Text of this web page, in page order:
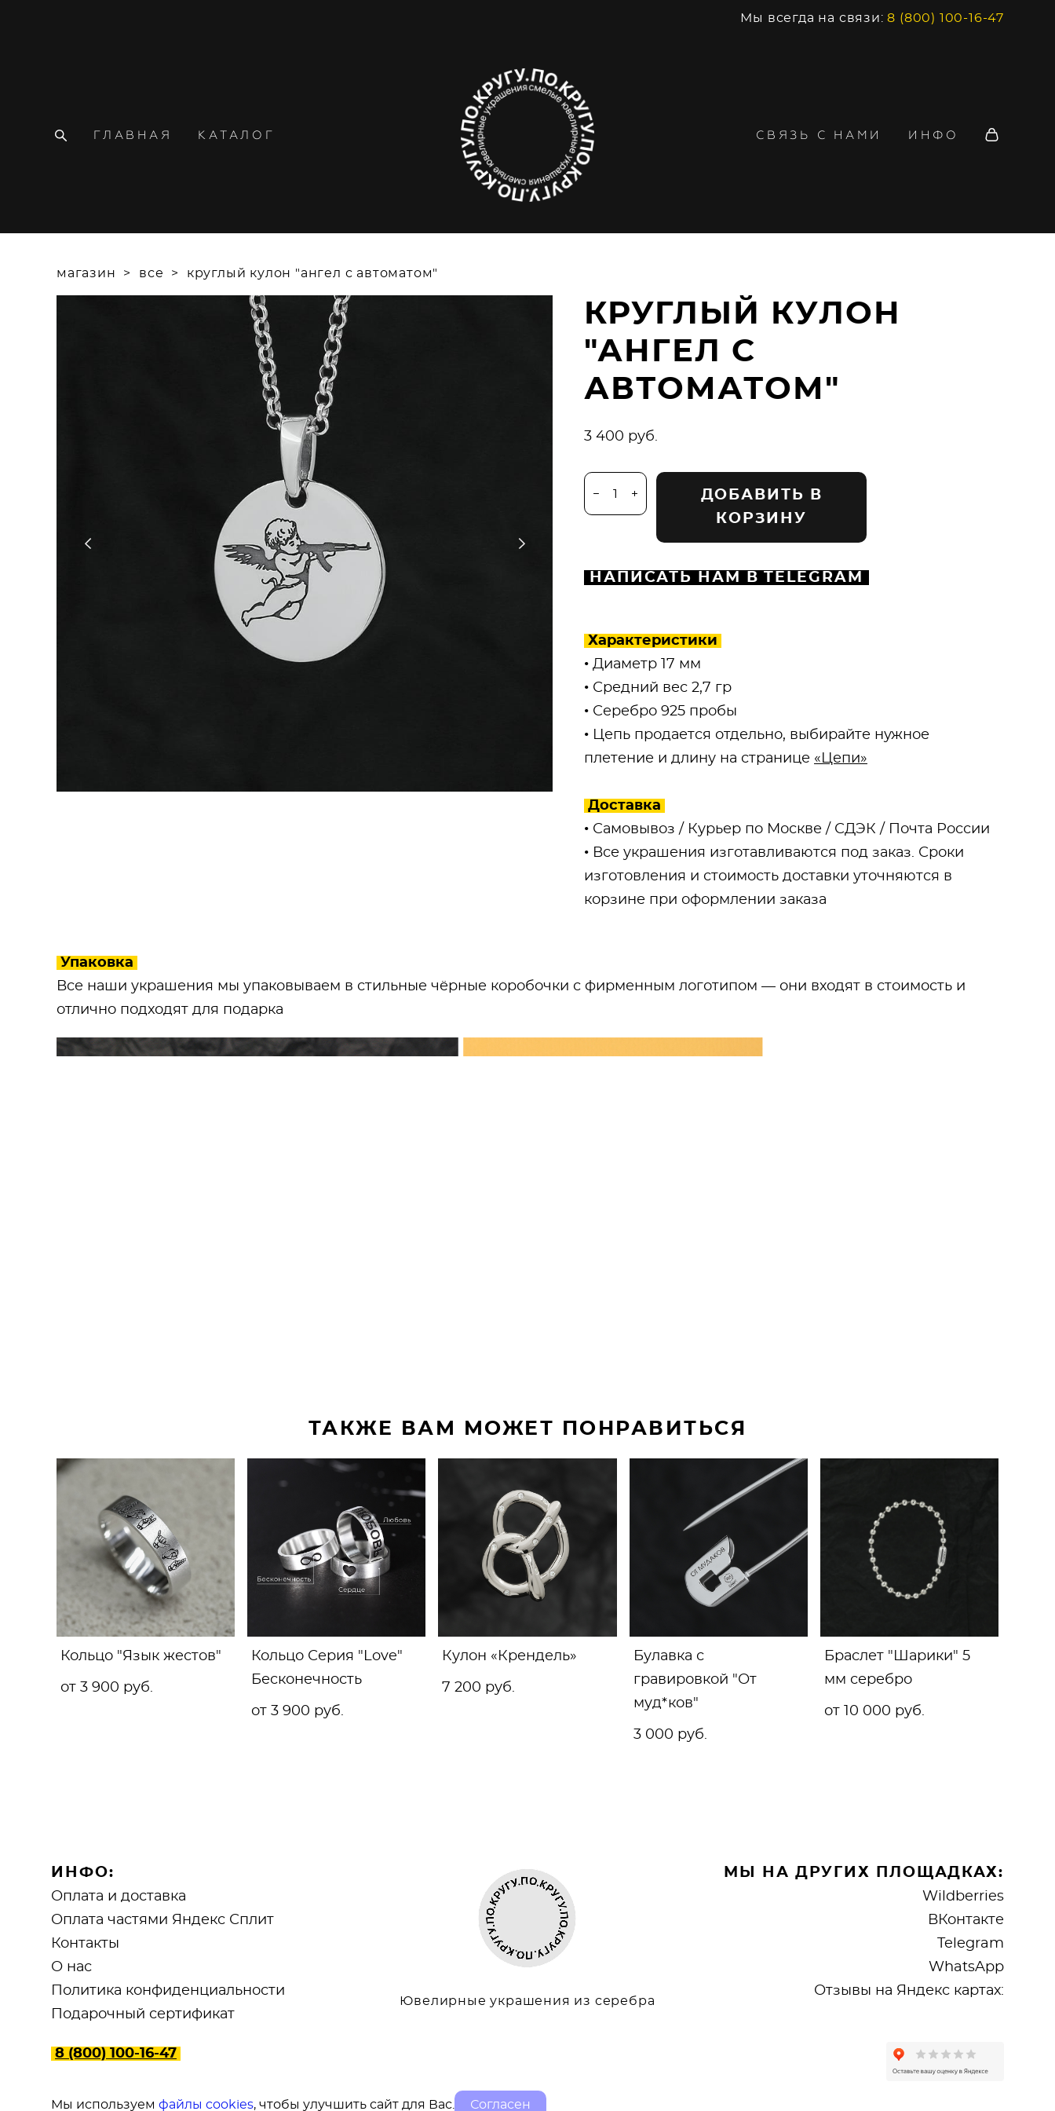
Мы используем файлы cookies, чтобы улучшить сайт для Вас. Согласен
Мы всегда на связи:8 (800) 100-16-47
ГЛАВНАЯ КАТАЛОГ СВЯЗЬ С НАМИ ИНФО
магазин > все > круглый кулон "ангел с автоматом"
КРУГЛЫЙ КУЛОН
"АНГЕЛ С
АВТОМАТОМ"
3 400 pуб.
ДОБАВИТЬ В
КОРЗИНУ
НАПИСАТЬ НАМ В TELEGRAM
Характеристики
• Диаметр 17 мм
• Средний вес 2,7 гр
• Серебро 925 пробы
• Цепь продается отдельно, выбирайте нужное
плетение и длину на странице «Цепи»
Доставка
• Самовывоз / Курьер по Москве / СДЭК / Почта России
• Все украшения изготавливаются под заказ. Сроки
изготовления и стоимость доставки уточняются в
корзине при оформлении заказа
Упаковка
Все наши украшения мы упаковываем в стильные чёрные коробочки с фирменным логотипом — они входят в стоимость и
отлично подходят для подарка
ТАКЖЕ ВАМ МОЖЕТ ПОНРАВИТЬСЯ
Кольцо "Язык жестов"
от 3 900 pуб.
Кольцо Серия "Love"
Бесконечность
от 3 900 pуб.
Кулон «Крендель»
7 200 pуб.
Булавка с
гравировкой "От
муд*ков"
3 000 pуб.
Браслет "Шарики" 5
мм серебро
от 10 000 pуб.
ИНФО:
Оплата и доставка
Оплата частями Яндекс Сплит
Контакты
О нас
Политика конфиденциальности
Подарочный сертификат
8 (800) 100-16-47
Ювелирные украшения из серебра
МЫ НА ДРУГИХ ПЛОЩАДКАХ:
Wildberries
ВКонтакте
Telegram
WhatsApp
Отзывы на Яндекс картах: